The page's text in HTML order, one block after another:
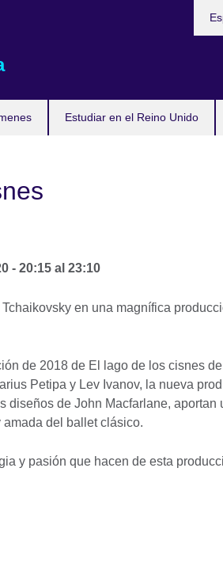
Estudiar en el Reino Unido
-20:15 al23:10
en una magnífica
de 2018 de El lago de los cisnes
Petipa y Lev Ivanov, la nueva
diseños de John Macfarlane, aportan
del ballet clásico.
y pasión que hacen de esta